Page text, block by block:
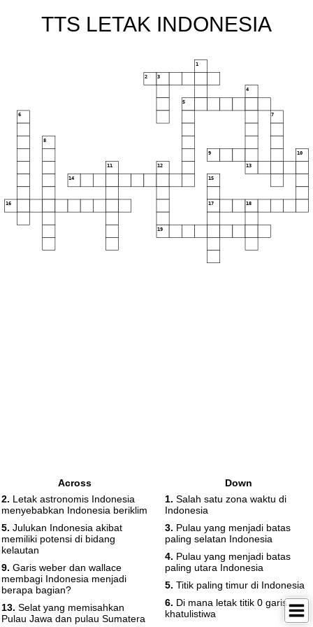
TTS LETAK INDONESIA
1
2 3
4
5
6 7
8
9 10
11 12 13
14 15
16 17 18
19
Across
2. Letak astronomis Indonesia
menyebabkan Indonesia beriklim
5. Julukan Indonesia akibat
memiliki potensi di bidang
kelautan
9. Garis weber dan wallace
membagi Indonesia menjadi
berapa bagian?
13. Selat yang memisahkan
Pulau Jawa dan pulau Sumatera
Down
1. Salah satu zona waktu di
Indonesia
3. Pulau yang menjadi batas
paling selatan Indonesia
4. Pulau yang menjadi batas
paling utara Indonesia
5. Titik paling timur di Indonesia
6. Di mana letak titik 0 garis
khatulistiwa